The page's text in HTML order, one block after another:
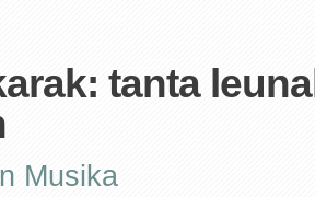
tanta
Musika